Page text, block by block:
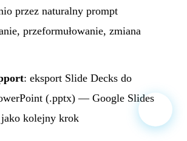
przez naturalny prompt
przeformułowanie, zmiana
: eksport Slide Decks do
(.pptx) — Google Slides
jako kolejny krok